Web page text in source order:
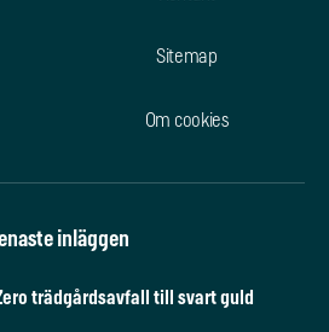
Sitemap
Om cookies
inläggen
trädgårdsavfall till svart guld